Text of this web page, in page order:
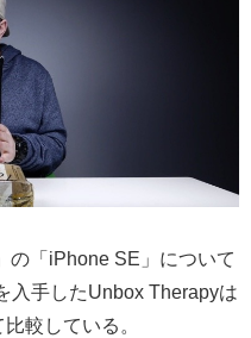
の「iPhone SE」について
入手したUnbox Therapyは
較している。